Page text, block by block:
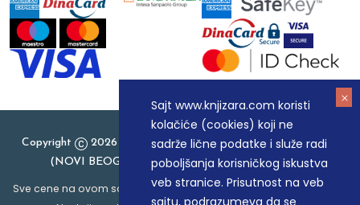
Sajt www.knjizara.com koristi
kolačiće (cookies) koji ne
sadrže lične podatke i služe radi
poboljšanja korisničkog iskustva
veb stranice. Prisutnost na veb
sajtu, podrazumeva da se
Copyright
2026 Knjizara.com - MAKART DOO BEOGRAD
(NOVI BEOGRAD), PIB: 105184104, MB: 20337524
Sve cene na ovom sajtu iskazane su u dinarima. PDV je uračunat u